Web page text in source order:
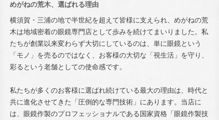
めがねの荒木、選ばれる理由
横須賀・三浦の地で半世紀を超えて皆様に支えられ、めがねの荒
木は地域密着の眼鏡専門店として歩みを続けてまいりました。私
たちが創業以来変わらず大切にしているのは、単に眼鏡という
「モノ」を売るのではなく、お客様の大切な「視生活」を守り、
彩るという老舗としての使命感です。
私たちが多くのお客様に選ばれ続けている最大の理由は、時代と
共に進化させてきた「圧倒的な専門技術」にあります。当店に
は、眼鏡作製のプロフェッショナルである国家資格「眼鏡作製技